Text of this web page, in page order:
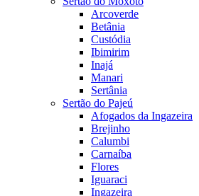
Arcoverde
Betânia
Custódia
Ibimirim
Inajá
Manari
Sertânia
Sertão do Pajeú
Afogados da Ingazeira
Brejinho
Calumbi
Carnaíba
Flores
Iguaraci
Ingazeira